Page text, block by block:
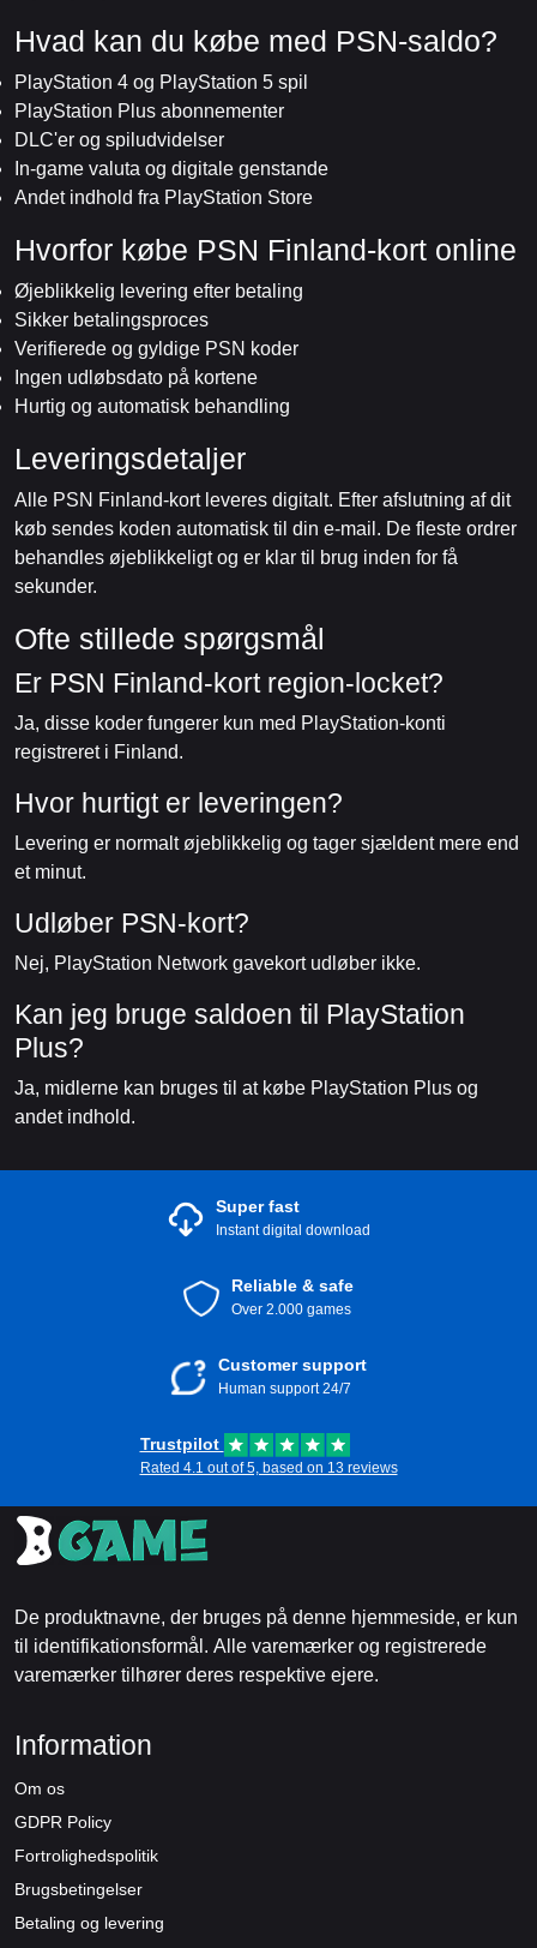
Hvad kan du købe med PSN-saldo?
PlayStation 4 og PlayStation 5 spil
PlayStation Plus abonnementer
DLC'er og spiludvidelser
In-game valuta og digitale genstande
Andet indhold fra PlayStation Store
Hvorfor købe PSN Finland-kort online
Øjeblikkelig levering efter betaling
Sikker betalingsproces
Verifierede og gyldige PSN koder
Ingen udløbsdato på kortene
Hurtig og automatisk behandling
Leveringsdetaljer
Alle PSN Finland-kort leveres digitalt. Efter afslutning af dit
køb sendes koden automatisk til din e-mail. De fleste ordrer
behandles øjeblikkeligt og er klar til brug inden for få
sekunder.
Ofte stillede spørgsmål
Er PSN Finland-kort region-locket?
Ja, disse koder fungerer kun med PlayStation-konti
registreret i Finland.
Hvor hurtigt er leveringen?
Levering er normalt øjeblikkelig og tager sjældent mere end
et minut.
Udløber PSN-kort?
Nej, PlayStation Network gavekort udløber ikke.
Kan jeg bruge saldoen til PlayStation
Plus?
Ja, midlerne kan bruges til at købe PlayStation Plus og
andet indhold.
Super fast
Instant digital download
Reliable & safe
Over 2.000 games
Customer support
Human support 24/7
Trustpilot
Rated 4.1 out of 5, based on 13 reviews
De produktnavne, der bruges på denne hjemmeside, er kun
til identifikationsformål. Alle varemærker og registrerede
varemærker tilhører deres respektive ejere.
Information
Om os
GDPR Policy
Fortrolighedspolitik
Brugsbetingelser
Betaling og levering